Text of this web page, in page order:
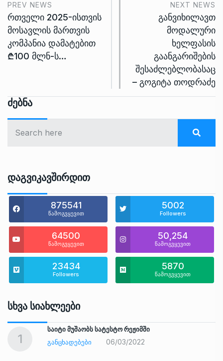
PREV NEWS
რთველი 2025-ისთვის
მოსავლის მართვის
კომპანია დამატებით
₾100 მლნ-ს…
NEXT NEWS
განვიხილავთ
მოდალური
ხელფასის
გაანგარიშების
შესაძლებლობასაც
– გოგიტა თოდრაძე
Ძებნა
Დაგვიკავშირდით
875541
წამოგვყევით
5002
Followers
64500
წამოგვყევით
50,254
წამოგვყევით
23434
Followers
5870
წამოგვყევით
Სხვა Სიახლეები
1
საიტი მუშაობს სატესტო რეჟიმში
ᲒᲐᲜᲪᲮᲐᲓᲔᲑᲔᲑᲘ
06/03/2022